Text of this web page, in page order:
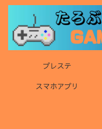
プレステ
スマホアプリ